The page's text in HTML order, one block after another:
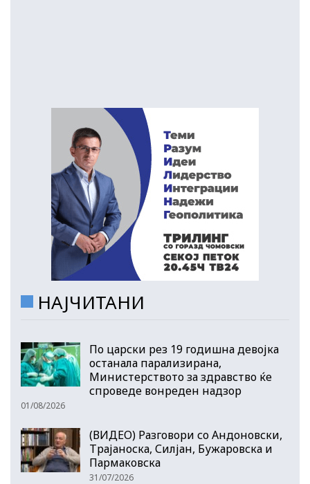
НАЈЧИТАНИ
По царски рез 19 годишна девојка
останала парализирана,
Министерството за здравство ќе
спроведе вонреден надзор
01/08/2026
(ВИДЕО) Разговори со Андоновски,
Трајаноска, Силјан, Бужаровска и
Пармаковска
31/07/2026